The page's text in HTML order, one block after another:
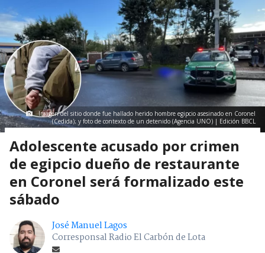
Imagen del sitio donde fue hallado herido hombre egipcio asesinado en Coronel
(Cedida); y foto de contexto de un detenido (Agencia UNO) | Edición BBCL
Adolescente acusado por crimen
de egipcio dueño de restaurante
en Coronel será formalizado este
sábado
José Manuel Lagos
Corresponsal Radio El Carbón de Lota